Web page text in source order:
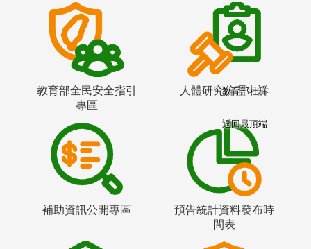
教育部全民安全指引
專區
人體研究倫理申訴
補助資訊公開專區
預告統計資料發布時
間表
教育部社群
返回最頂端